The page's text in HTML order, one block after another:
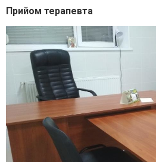
Прийом терапевта